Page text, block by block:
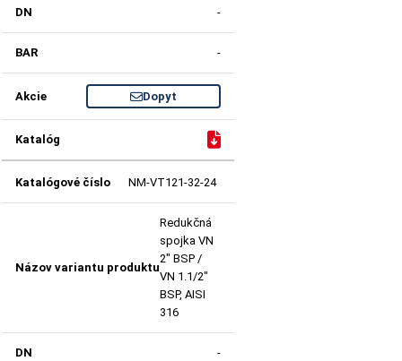
-
-
Dopyt
NM-VT121-32-24
Redukčná
spojka VN
2" BSP /
VN 1.1/2"
BSP, AISI
316
-